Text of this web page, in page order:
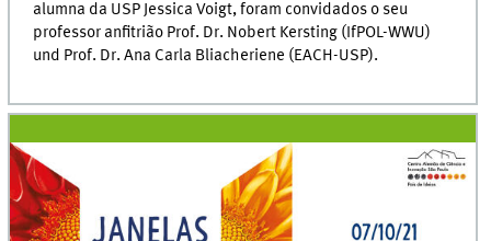
alumna da USP Jessica Voigt, foram convidados o seu
professor anfitrião Prof. Dr. Nobert Kersting (IfPOL-WWU)
und Prof. Dr. Ana Carla Bliacheriene (EACH-USP).